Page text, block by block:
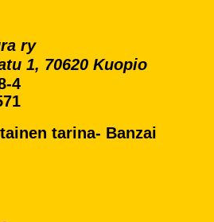
ry
1, 70620 Kuopio
4
tarina- Banzai